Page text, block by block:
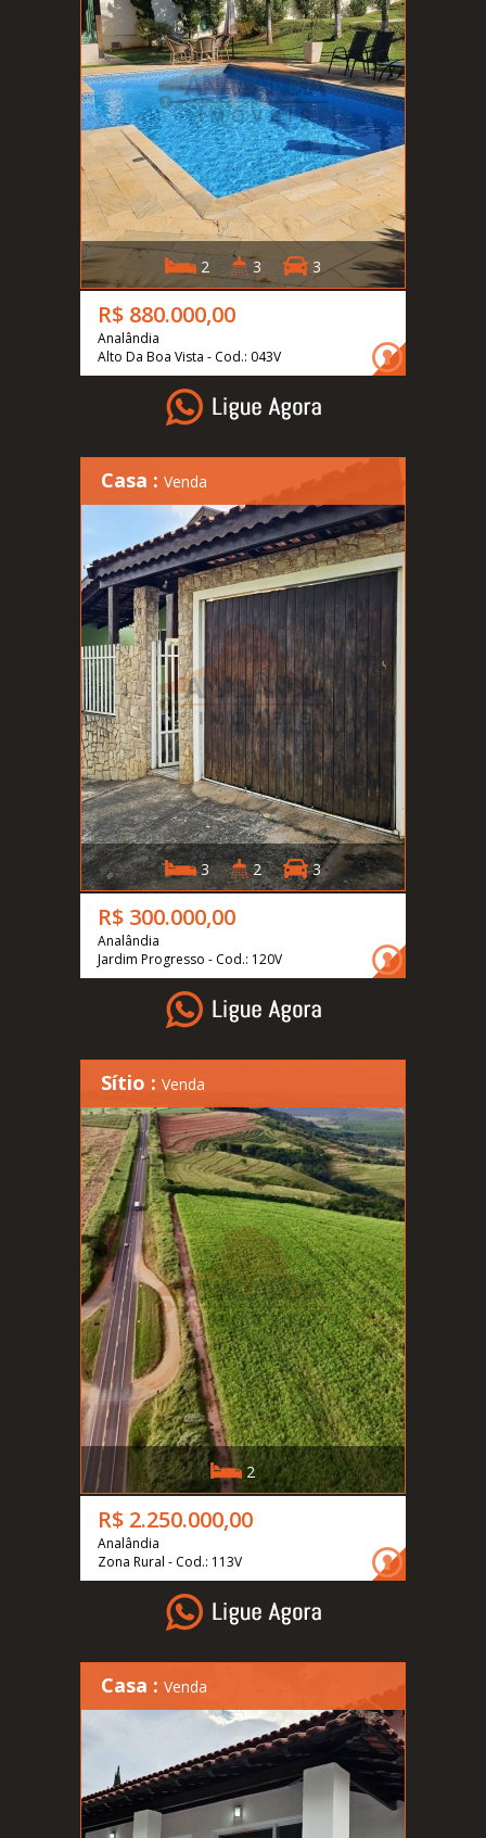
2 3 3
R$ 880.000,00
Analândia
Alto Da Boa Vista - Cod.: 043V
Casa : Venda
3 2 3
R$ 300.000,00
Analândia
Jardim Progresso - Cod.: 120V
Sítio : Venda
2
R$ 2.250.000,00
Analândia
Zona Rural - Cod.: 113V
Casa : Venda